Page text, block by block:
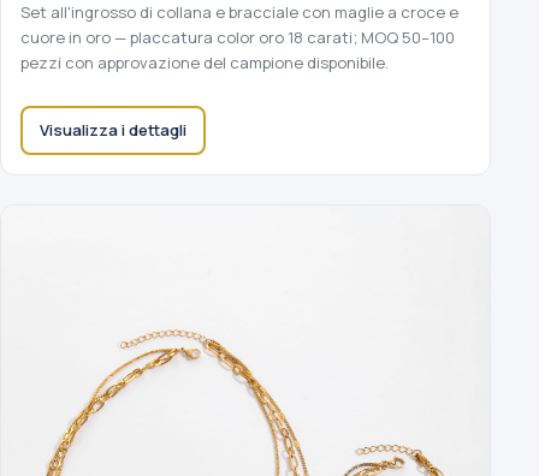
Set all'ingrosso di collana e bracciale con maglie a croce e
cuore in oro — placcatura color oro 18 carati; MOQ 50–100
pezzi con approvazione del campione disponibile.
Visualizza i dettagli